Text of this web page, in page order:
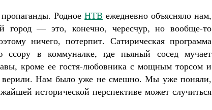
РодноеНТВ ежедневно объясняло нам,
город — это, конечно, чересчур, но вообще-то
ничего, потерпит. Сатирическая программа
ссору в коммуналке, где пьяный сосед мучает
кроме ее гостя-любовника с мощным торсом и
Нам было уже не смешно. Мы уже поняли,
исторической перспективе может случиться